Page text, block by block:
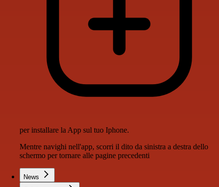
per installare la App sul tuo Iphone.
Mentre navighi nell'app, scorri il dito da sinistra a destra dello
schermo per tornare alle pagine precedenti
News